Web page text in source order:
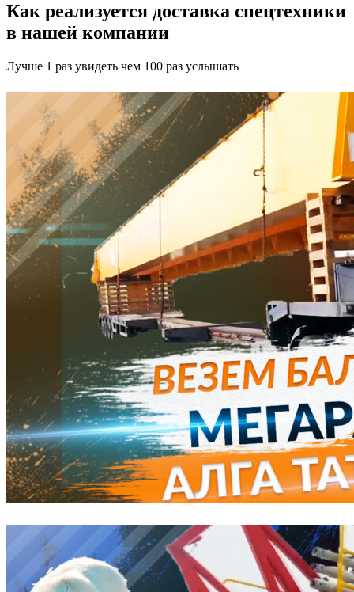
Как реализуется доставка спецтехники
в нашей компании
Лучше 1 раз увидеть чем 100 раз услышать